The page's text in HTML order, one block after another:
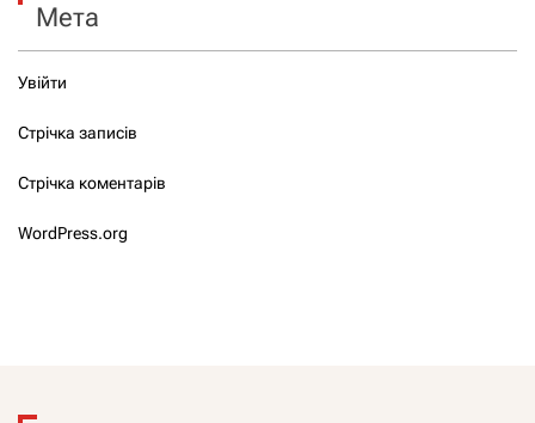
Мета
Увійти
Стрічка записів
Стрічка коментарів
WordPress.org